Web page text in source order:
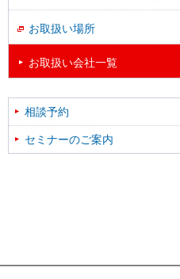
お取扱い場所
お取扱い会社一覧
相談予約
セミナーのご案内